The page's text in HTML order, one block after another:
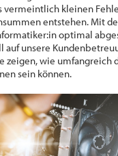
vermeintlich kleinen
entstehen. Mit
optimal
auf unsere
zeigen, wie umfangreich
sein können.